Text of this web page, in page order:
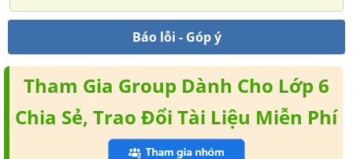
Báo lỗi - Góp ý
Tham Gia Group Dành Cho Lớp 6
Chia Sẻ, Trao Đổi Tài Liệu Miễn Phí